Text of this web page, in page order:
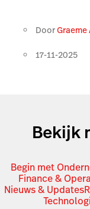
DoorGraeme
17-11-2025
Bekijk
Begin met
Finance &
Nieuws & Updates